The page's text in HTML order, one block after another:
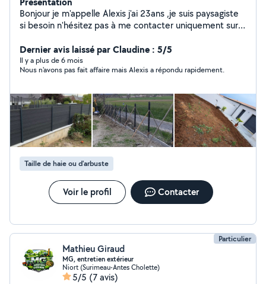
Bonjour je m'appelle Alexis j'ai 23ans ,je suis paysagiste
si besoin n'hésitez pas à me contacter uniquement sur
Dernier avis laissé par Claudine : 5/5
Il y a plus de 6 mois
Nous n'avons pas fait affaire mais Alexis a répondu rapidement.
Taille de haie ou d'arbuste
Voir le profil Contacter
Particulier
Mathieu Giraud
MG, entretien extérieur
Niort (Surimeau-Antes Cholette)
5/5 (7 avis)